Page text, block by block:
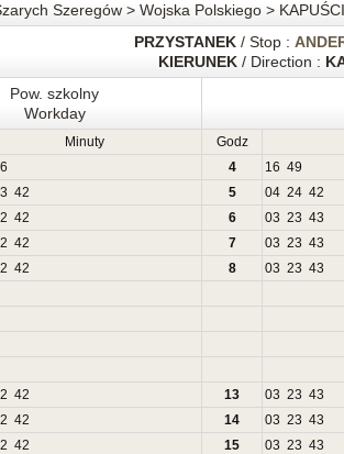
Szeregów > Wojska Polskiego >
PRZYSTANEK/ Stop :
KIERUNEK/ Direction :
Pow. szkolny
Workday
Minuty
Godz
4 16 49
42 5 04 24 42
42 6 03 23 43
42 7 03 23 43
42 8 03 23 43
42 13 03 23 43
42 14 03 23 43
42 15 03 23 43